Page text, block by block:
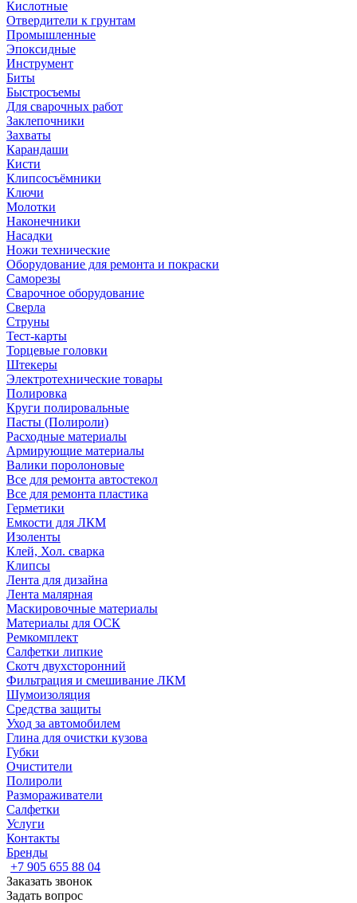
Кислотные
Отвердители к грунтам
Промышленные
Эпоксидные
Инструмент
Биты
Быстросъемы
Для сварочных работ
Заклепочники
Захваты
Карандаши
Кисти
Клипсосъёмники
Ключи
Молотки
Наконечники
Насадки
Ножи технические
Оборудование для ремонта и покраски
Саморезы
Сварочное оборудование
Сверла
Струны
Тест-карты
Торцевые головки
Штекеры
Электротехнические товары
Полировка
Круги полировальные
Пасты (Полироли)
Расходные материалы
Армирующие материалы
Валики поролоновые
Все для ремонта автостекол
Все для ремонта пластика
Герметики
Емкости для ЛКМ
Изоленты
Клей, Хол. сварка
Клипсы
Лента для дизайна
Лента малярная
Маскировочные материалы
Материалы для ОСК
Ремкомплект
Салфетки липкие
Скотч двухсторонний
Фильтрация и смешивание ЛКМ
Шумоизоляция
Средства защиты
Уход за автомобилем
Глина для очистки кузова
Губки
Очистители
Полироли
Размораживатели
Салфетки
Услуги
Контакты
Бренды
+7 905 655 88 04
Заказать звонок
Задать вопрос